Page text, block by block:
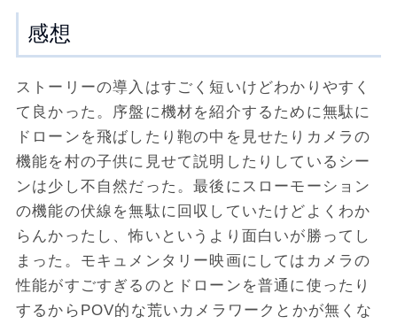
感想
ストーリーの導入はすごく短いけどわかりやすく
て良かった。序盤に機材を紹介するために無駄に
ドローンを飛ばしたり鞄の中を見せたりカメラの
機能を村の子供に見せて説明したりしているシー
ンは少し不自然だった。最後にスローモーション
の機能の伏線を無駄に回収していたけどよくわか
らんかったし、怖いというより面白いが勝ってし
まった。モキュメンタリー映画にしてはカメラの
性能がすごすぎるのとドローンを普通に使ったり
するからPOV的な荒いカメラワークとかが無くな